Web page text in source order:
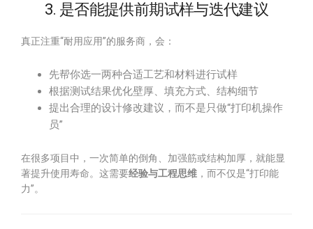
3. 是否能提供前期试样与迭代建议
真正注重“耐用应用”的服务商，会：
先帮你选一两种合适工艺和材料进行试样
根据测试结果优化壁厚、填充方式、结构细节
提出合理的设计修改建议，而不是只做“打印机操作
员”
在很多项目中，一次简单的倒角、加强筋或结构加厚，就能显
著提升使用寿命。这需要经验与工程思维 ，而不仅是“打印能
力”。